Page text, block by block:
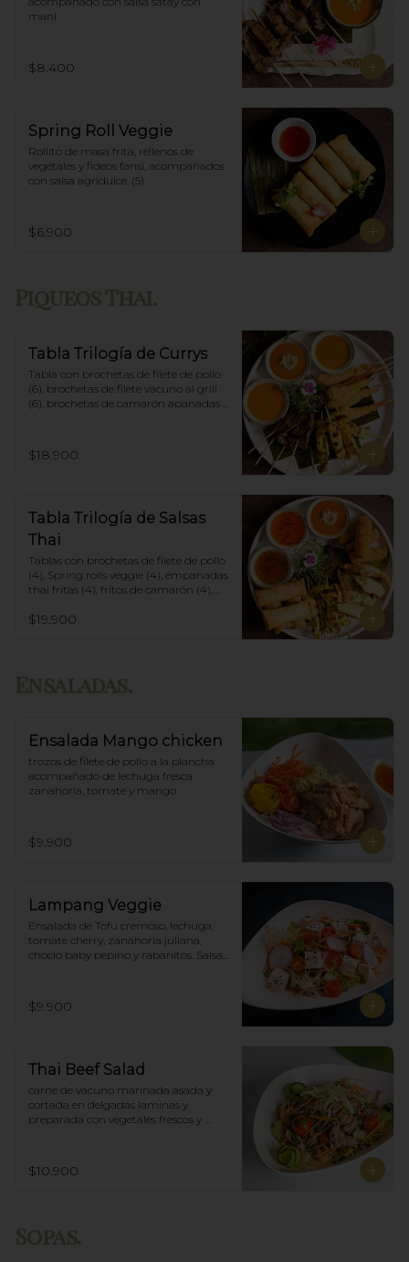
maní.
$8.400
Spring Roll Veggie
Rollito de masa frita, rellenos de
vegetales y fideos fansi, acompañados
con salsa agridulce. (5)
$6.900
Tabla Trilogía de Currys
Tabla con brochetas de filete de pollo
(6), brochetas de filete vacuno al grill
(6), brochetas de camarón apanadas
amarillo.
$18.900
Tabla Trilogía de Salsas
Thai
Tablas con brochetas de filete de pollo
(4), Spring rolls veggie (4), empanadas
thai fritas (4), fritos de camarón (4),
Salsa de Maní y Soja spicy.
$19.900
Ensaladas.
Ensalada Mango chicken
trozos de filete de pollo a la plancha
acompañado de lechuga fresca
zanahoria, tomate y mango
$9.900
Lampang Veggie
Ensalada de Tofu cremoso, lechuga,
tomate cherry, zanahoria juliana,
choclo baby pepino y rabanitos. Salsa
$9.900
Thai Beef Salad
carne de vacuno marinada asada y
cortada en delgadas laminas y
preparada con vegetales frescos y
$10.900